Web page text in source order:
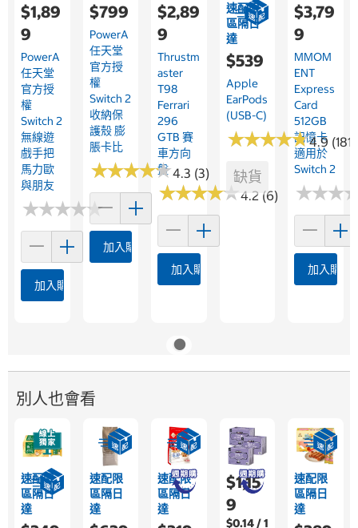
$1,89
9
PowerA
任天堂
官方授
權
Switch 2
無線遊
戲手把
馬力歐
與朋友
★★★★★
★★★★★
加入購物車
$799
PowerA
任天堂
官方授
權
Switch 2
收納保
護殼 膨
脹卡比
★★★★★
★★★★★4.3 (3)
加入購物車
$2,89
9
Thrustm
Aster
T98
Ferrari
296
GTB 賽
車方向
盤
★★★★★
★★★★★4.2 (6)
加入購物車
速配限
區隔日
達
$539
Apple
EarPods
(USB-C)
★★★★★
★★★★★4.9 (181)
缺貨
$3,79
9
MMOM
ENT
Express
Card
512GB
記憶卡
適用於
Switch 2
★★★
★★★
加入購物
別人也會看
速配限
區隔日
達
速配限
區隔日
達
速配限
區隔日
達
$1,15
9
$0.14 / 1
速配限
區隔日
達